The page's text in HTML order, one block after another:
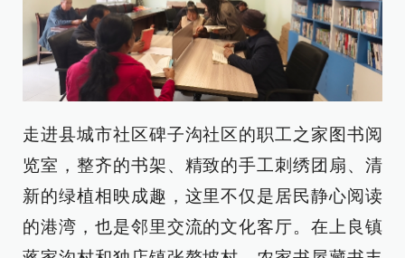
走进县城市社区碑子沟社区的职工之家图书阅
览室，整齐的书架、精致的手工刺绣团扇、清
新的绿植相映成趣，这里不仅是居民静心阅读
的港湾，也是邻里交流的文化客厅。在上良镇